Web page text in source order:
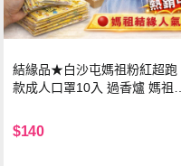
結緣品★白沙屯媽祖粉紅超跑
款成人口罩10入 過香爐 媽祖加
$140